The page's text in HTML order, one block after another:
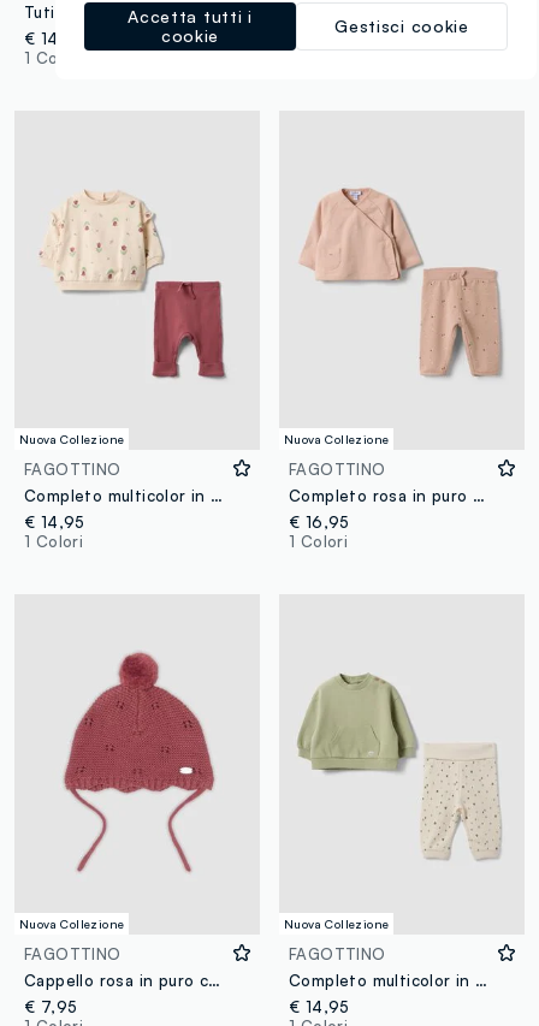
Tutina beige in puro cotone organico con stampa floreale per neonata
€ 14,95
1 Colori
€ 5,95
Nuova Collezione
FAGOTTINO
Completo multicolor in puro cotone organico con stampa tulipani per neonata
€ 14,95
1 Colori
Nuova Collezione
FAGOTTINO
Completo rosa in puro cotone organico a maniche lunghe per neonata
€ 16,95
1 Colori
Nuova Collezione
FAGOTTINO
Cappello rosa in puro cotone organico jacquard traforato
€ 7,95
Nuova Collezione
FAGOTTINO
Completo multicolor in puro cotone organico per neonati
€ 14,95
Gestisci cookie
Accetta tutti i
cookie